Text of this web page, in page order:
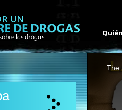
modal
The